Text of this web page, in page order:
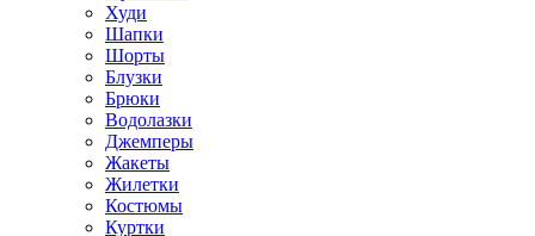
Худи
Шапки
Шорты
Блузки
Брюки
Водолазки
Джемперы
Жакеты
Жилетки
Костюмы
Куртки